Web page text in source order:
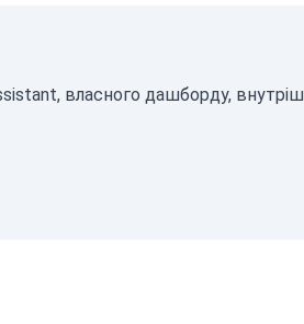
власного дашборду,